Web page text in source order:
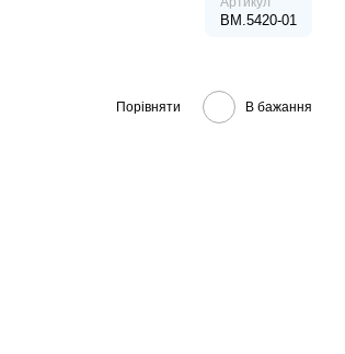
BM.5420-01
Порівняти В бажання